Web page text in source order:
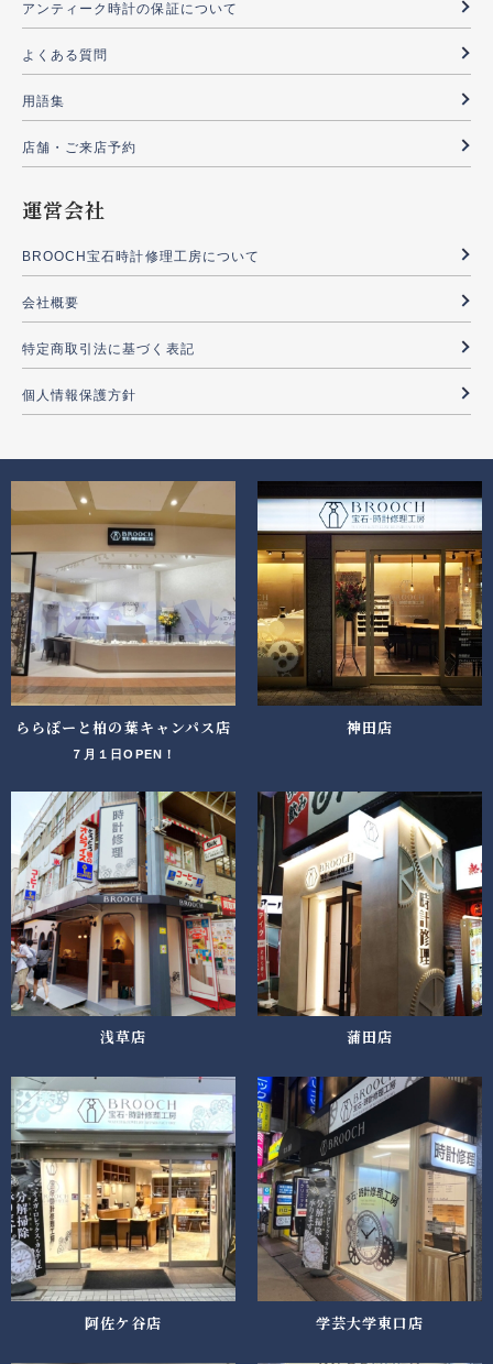
アンティーク時計の保証について
よくある質問
用語集
店舗・ご来店予約
運営会社
BROOCH宝石時計修理工房について
会社概要
特定商取引法に基づく表記
個人情報保護方針
ららぽーと柏の葉キャンパス店
７月１日OPEN！
神田店
浅草店 蒲田店
阿佐ケ谷店 学芸大学東口店